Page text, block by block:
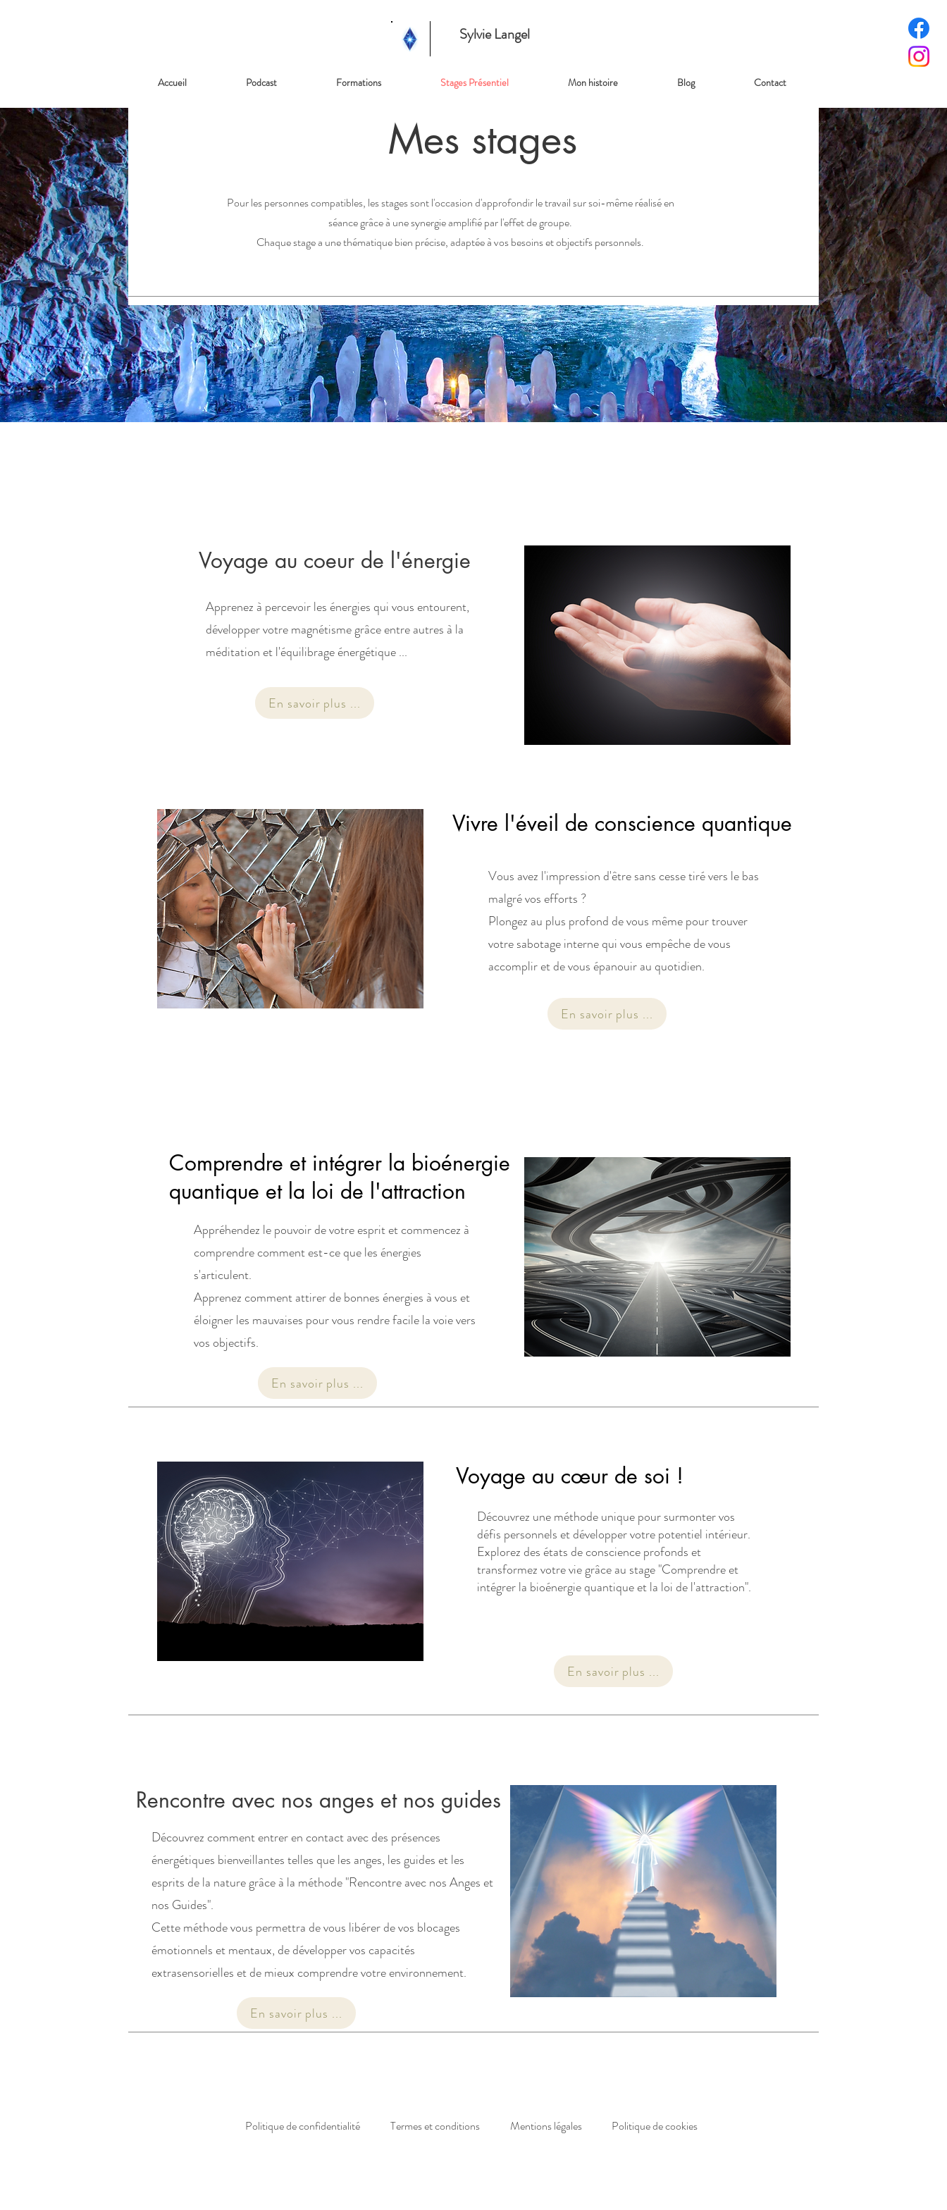
Sylvie Langel
Accueil Podcast Formations Stages Présentiel Mon histoire Blog Contact
Mes stages
Pour les personnes compatibles, les stages sont l'occasion d'approfondir le travail sur soi-même réalisé en
séance grâce à une synergie amplifié par l'effet de groupe.
Chaque stage a une thématique bien précise, adaptée à vos besoins et objectifs personnels.
Voyage au coeur de l'énergie
Apprenez à percevoir les énergies qui vous entourent,
développer votre magnétisme grâce entre autres à la
méditation et l'équilibrage énergétique ...
En savoir plus ...
Vivre l'éveil de conscience quantique
Vous avez l'impression d'être sans cesse tiré vers le bas
malgré vos efforts ?
Plongez au plus profond de vous même pour trouver
votre sabotage interne qui vous empêche de vous
accomplir et de vous épanouir au quotidien.
En savoir plus ...
Comprendre et intégrer la bioénergie
quantique et la loi de l'attraction
Appréhendez le pouvoir de votre esprit et commencez à
comprendre comment est-ce que les énergies
s'articulent.
Apprenez comment attirer de bonnes énergies à vous et
éloigner les mauvaises pour vous rendre facile la voie vers
vos objectifs.
En savoir plus ...
Voyage au cœur de soi !
Découvrez une méthode unique pour surmonter vos
défis personnels et développer votre potentiel intérieur.
Explorez des états de conscience profonds et
transformez votre vie grâce au stage "Comprendre et
intégrer la bioénergie quantique et la loi de l'attraction".
En savoir plus ...
Rencontre avec nos anges et nos guides
Découvrez comment entrer en contact avec des présences
énergétiques bienveillantes telles que les anges, les guides et les
esprits de la nature grâce à la méthode "Rencontre avec nos Anges et
nos Guides".
Cette méthode vous permettra de vous libérer de vos blocages
émotionnels et mentaux, de développer vos capacités
extrasensorielles et de mieux comprendre votre environnement.
En savoir plus ...
Politique de confidentialité Termes et conditions Mentions légales Politique de cookies